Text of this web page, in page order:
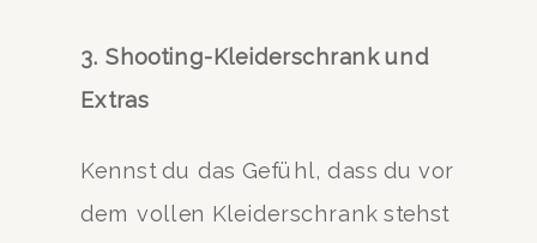
3. Shooting-Kleiderschrank und
Extras
Kennst du das Gefühl, dass du vor
dem vollen Kleiderschrank stehst